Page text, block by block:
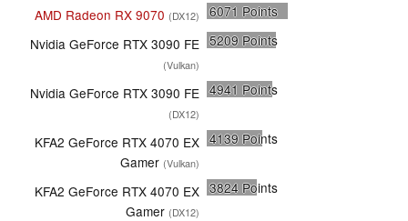
AMD Radeon RX 9070 (DX12) 6071 Points
Nvidia GeForce RTX 3090 FE
(Vulkan)
5209 Points
Nvidia GeForce RTX 3090 FE
(DX12)
4941 Points
KFA2 GeForce RTX 4070 EX
Gamer (Vulkan)
4139 Points
KFA2 GeForce RTX 4070 EX
Gamer (DX12)
3824 Points